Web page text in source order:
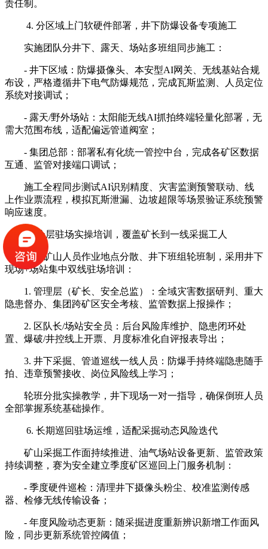
责任制。
4. 分区域上门软硬件部署，井下防爆设备专项施工
实施团队分井下、露天、场站多班组同步施工：
- 井下区域：防爆摄像头、本安型AI网关、无线基站合规
布设，严格遵循井下电气防爆规范，完成瓦斯监测、人员定位
系统对接调试；
- 露天/野外场站：太阳能无线AI抓拍终端轻量化部署，无
需大范围布线，适配偏远管道阀室；
- 集团总部：部署私有化统一管控中台，完成各矿区数据
互通、监管对接端口调试；
施工全程同步测试AI识别精度、灾害监测预警联动、线
上作业票流程，模拟瓦斯泄漏、边坡超限等场景验证系统预警
响应速度。
5. 分层驻场实操培训，覆盖矿长到一线采掘工人
能源矿山人员作业地点分散、井下班组轮班制，采用井下
现场+场站集中双线驻场培训：
1. 管理层（矿长、安全总监）：全域灾害数据研判、重大
隐患督办、集团跨矿区安全考核、监管数据上报操作；
2. 区队长/场站安全员：后台风险库维护、隐患闭环处
置、爆破/井控线上开票、月度标准化自评报表导出；
3. 井下采掘、管道巡线一线人员：防爆手持终端隐患随手
拍、违章预警接收、岗位风险线上学习；
轮班分批实操教学，井下现场一对一指导，确保倒班人员
全部掌握系统基础操作。
6. 长期巡回驻场运维，适配采掘动态风险迭代
矿山采掘工作面持续推进、油气场站设备更新、监管政策
持续调整，赛为安全建立季度矿区巡回上门服务机制：
- 季度硬件巡检：清理井下摄像头粉尘、校准监测传感
器、检修无线传输设备；
- 年度风险动态更新：随采掘进度重新辨识新增工作面风
险，同步更新系统管控阈值；